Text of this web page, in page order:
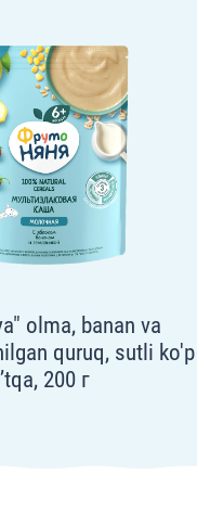
olma, banan va
quruq, sutli ko'p
200 г